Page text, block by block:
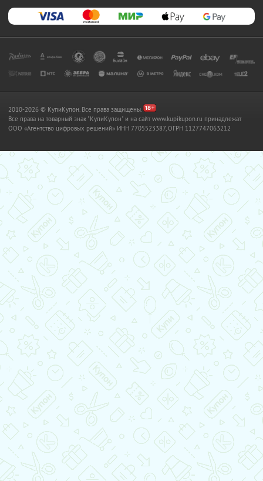
2010-2026 © КупиКупон. Все права защищены.
Все права на товарный знак "КупиКупон" и на сайт www.kupikupon.ru принадлежат
OOO «Агентство цифровых решений» ИНН 7705523387, ОГРН 1127747063212